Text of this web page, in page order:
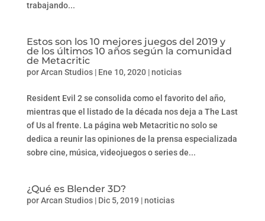
trabajando...
Estos son los 10 mejores juegos del 2019 y
de los últimos 10 años según la comunidad
de Metacritic
porArcan Studios| Ene 10, 2020|noticias
Resident Evil 2 se consolida como el favorito del año,
mientras que el listado de la década nos deja a The Last
of Us al frente. La página web Metacritic no solo se
dedica a reunir las opiniones de la prensa especializada
sobre cine, música, videojuegos o series de...
¿Qué es Blender 3D?
porArcan Studios| Dic 5, 2019 |noticias